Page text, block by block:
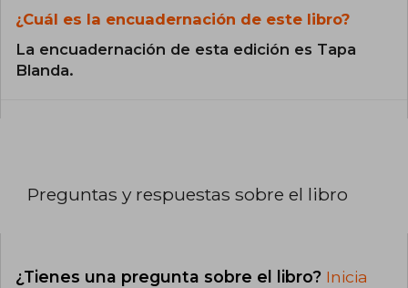
¿Cuál es la encuadernación de este libro?
La encuadernación de esta edición es Tapa
Blanda.
Preguntas y respuestas sobre el libro
¿Tienes una pregunta sobre el libro? Inicia